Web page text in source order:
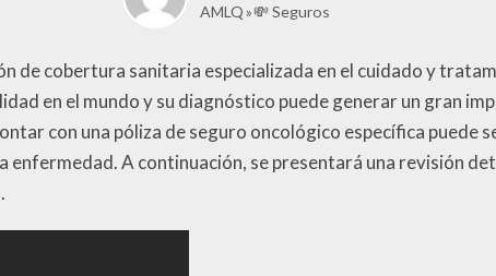
AMLQ 💸 Seguros
de cobertura sanitaria especializada en el cuidado y
en el mundo y su diagnóstico puede generar un gran
con una póliza de seguro oncológico específica puede
enfermedad. A continuación, se presentará una revisión